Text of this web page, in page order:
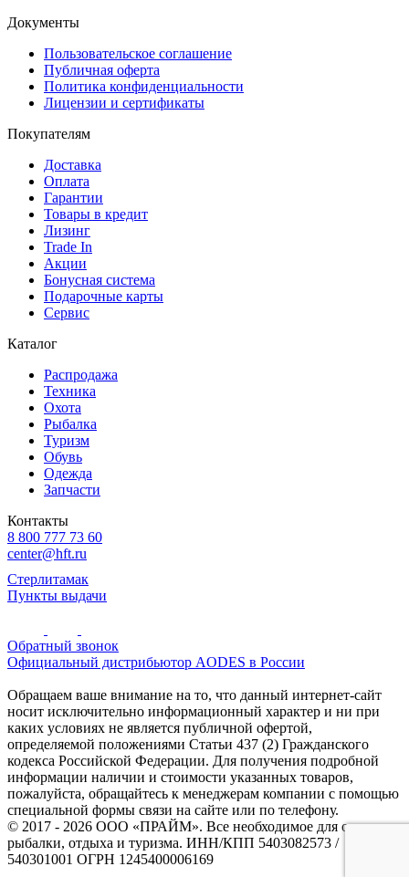
Документы
Пользовательское соглашение
Публичная оферта
Политика конфиденциальности
Лицензии и сертификаты
Покупателям
Доставка
Оплата
Гарантии
Товары в кредит
Лизинг
Trade In
Акции
Бонусная система
Подарочные карты
Сервис
Каталог
Распродажа
Техника
Охота
Рыбалка
Туризм
Обувь
Одежда
Запчасти
Контакты
8 800 777 73 60
center@hft.ru
Стерлитамак
Пункты выдачи
Обратный звонок
Официальный дистрибьютор AODES в России
Обращаем ваше внимание на то, что данный интернет-сайт
носит исключительно информационный характер и ни при
каких условиях не является публичной офертой,
определяемой положениями Статьи 437 (2) Гражданского
кодекса Российской Федерации. Для получения подробной
информации наличии и стоимости указанных товаров,
пожалуйста, обращайтесь к менеджерам компании с помощью
специальной формы связи на сайте или по телефону.
© 2017 - 2026 ООО «ПРАЙМ». Все необходимое для охоты и
рыбалки, отдыха и туризма. ИНН/КПП 5403082573 /
540301001 ОГРН 1245400006169